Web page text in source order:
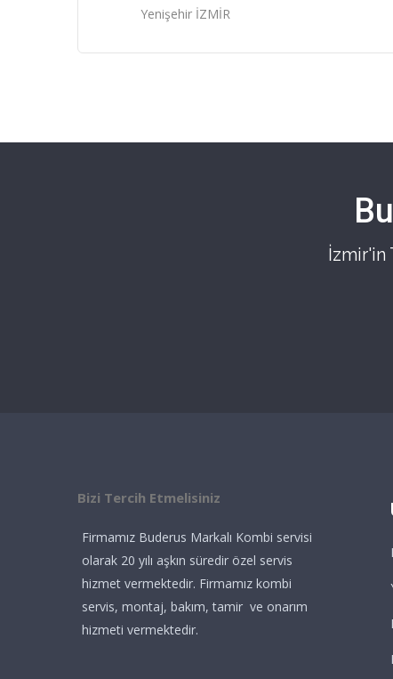
Yenişehir İZMİR
İzmir'in
Bizi Tercih Etmelisiniz
Firmamız Buderus Markalı Kombi servisi
olarak 20 yılı aşkın süredir özel servis
hizmet vermektedir. Firmamız kombi
servis, montaj, bakım, tamir ve onarım
hizmeti vermektedir.